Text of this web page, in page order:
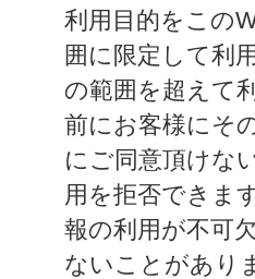
利用目的をこの
囲に限定して利
の範囲を超えて
前にお客様にそ
にご同意頂けな
用を拒否できま
報の利用が不可
ないことがあり